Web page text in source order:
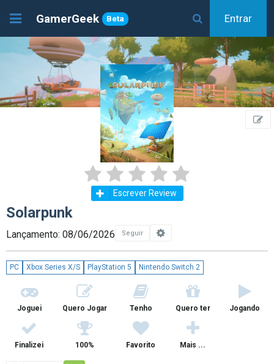
GamerGeek Beta Entrar
Escrever Review
Solarpunk
Lançamento: 08/06/2026 Seguir
PC Xbox Series X/S PlayStation 5 Nintendo Switch 2
Joguei Quero Jogar Tenho Quero ter Jogando
Finalizei 100% Favorito Mais ...